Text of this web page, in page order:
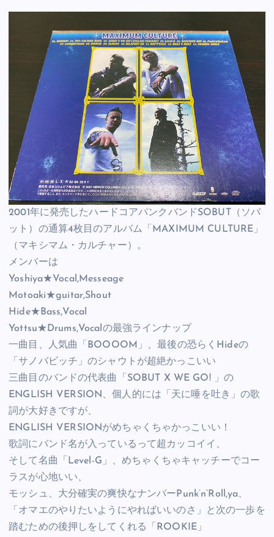
2001年に発売したハードコアパンクバンドSOBUT（ソバ
ット）の通算4枚目のアルバム「MAXIMUM CULTURE」
（マキシマム・カルチャー）。
メンバーは
Yoshiya★Vocal,Messeage
Motoaki★guitar,Shout
Hide★Bass,Vocal
Yottsu★Drums,Vocalの最強ラインナップ
一曲目、人気曲「BOOOOM」、最後の恐らくHideの
「サノバビッチ」のシャウトが超絶かっこいい
三曲目のバンドの代表曲「SOBUT X WE GO! 」の
ENGLISH VERSION、個人的には「天に唾を吐き」の歌
詞が大好きですが、
ENGLISH VERSIONがめちゃくちゃかっこいい！
歌詞にバンド名が入っているって超カッコイイ、
そして名曲「Level-G」、めちゃくちゃキャッチーでコー
ラスが心地いい、
モッシュ、大分確実の爽快なナンバーPunk’n’Roll,ya、
「オマエのやりたいようにやればいいのさ」と次の一歩を
踏むための後押しをしてくれる「ROOKIE」